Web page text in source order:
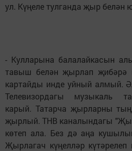
ул. Күңеле тулганда җыр белән
- Кулларына балалайкасын
тавыш белән җырлап җибәрә
картайды инде уйный алмый.
Телевизордагы музыкаль
карый. Татарча җырларны
җырлый. ТНВ каналындагы
көтеп ала. Без дә аңа
Җырлагач күңелләр